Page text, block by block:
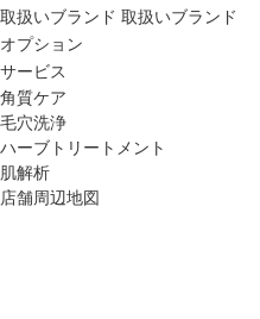
取扱いブランド 取扱いブランド
オプション
サービス
角質ケア
毛穴洗浄
ハーブトリートメント
肌解析
店舗周辺地図